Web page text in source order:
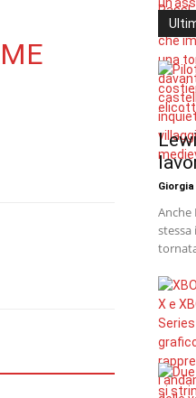
Giorgia
Anche
stessa